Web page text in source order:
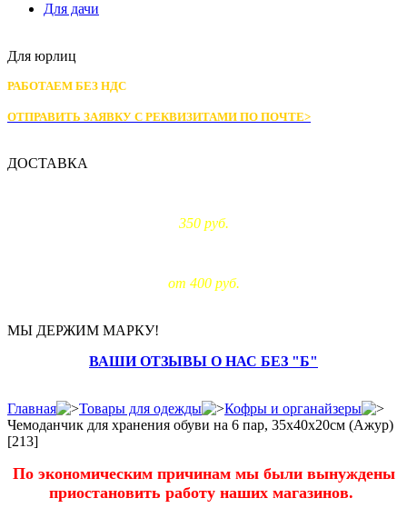
Для дачи
Для юрлиц
РАБОТАЕМ БЕЗ НДС
ОТПРАВИТЬ ЗАЯВКУ С РЕКВИЗИТАМИ ПО ПОЧТЕ>
ДОСТАВКА
350 руб.
от 400 руб.
МЫ ДЕРЖИМ МАРКУ!
ВАШИ ОТЗЫВЫ О НАС БЕЗ "Б"
Главная Товары для одежды
Кофры и органайзеры
Чемоданчик для хранения обуви на 6 пар, 35х40х20см (Ажур)
[213]
По экономическим причинам мы были вынуждены
приостановить работу наших магазинов.